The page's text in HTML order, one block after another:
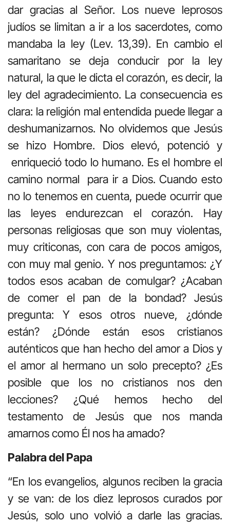
dar gracias al Señor. Los nueve leprosos
judíos se limitan a ir a los sacerdotes, como
mandaba la ley (Lev. 13,39). En cambio el
samaritano se deja conducir por la ley
natural, la que le dicta el corazón, es decir, la
ley del agradecimiento. La consecuencia es
clara: la religión mal entendida puede llegar a
deshumanizarnos. No olvidemos que Jesús
se hizo Hombre. Dios elevó, potenció y
enriqueció todo lo humano. Es el hombre el
camino normal para ir a Dios. Cuando esto
no lo tenemos en cuenta, puede ocurrir que
las leyes endurezcan el corazón. Hay
personas religiosas que son muy violentas,
muy criticonas, con cara de pocos amigos,
con muy mal genio. Y nos preguntamos: ¿Y
todos esos acaban de comulgar? ¿Acaban
de comer el pan de la bondad? Jesús
pregunta: Y esos otros nueve, ¿dónde
están? ¿Dónde están esos cristianos
auténticos que han hecho del amor a Dios y
el amor al hermano un solo precepto? ¿Es
posible que los no cristianos nos den
lecciones? ¿Qué hemos hecho del
testamento de Jesús que nos manda
amarnos como Él nos ha amado?
Palabra del Papa
“En los evangelios, algunos reciben la gracia
y se van: de los diez leprosos curados por
Jesús, solo uno volvió a darle las gracias.